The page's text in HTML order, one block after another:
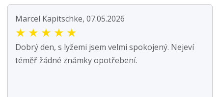
Marcel Kapitschke, 07.05.2026
★ ★ ★ ★ ★
Dobrý den, s lyžemi jsem velmi spokojený. Nejeví
téměř žádné známky opotřebení.